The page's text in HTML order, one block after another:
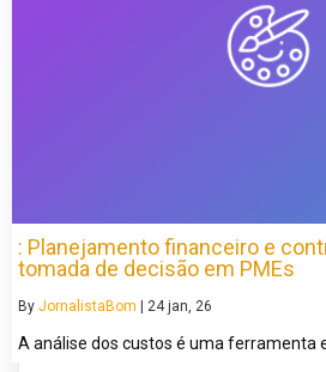
: Planejamento financeiro e
tomada de decisão em PMEs
By JornalistaBom 24 jan, 26
A análise dos custos é uma ferramenta